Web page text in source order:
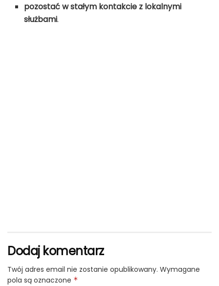
pozostać w stałym kontakcie z lokalnymi
służbami.
Dodaj komentarz
Twój adres email nie zostanie opublikowany. Wymagane
pola są oznaczone *